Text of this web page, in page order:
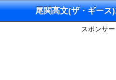
尾関高文(ザ・ギース
スポンサ